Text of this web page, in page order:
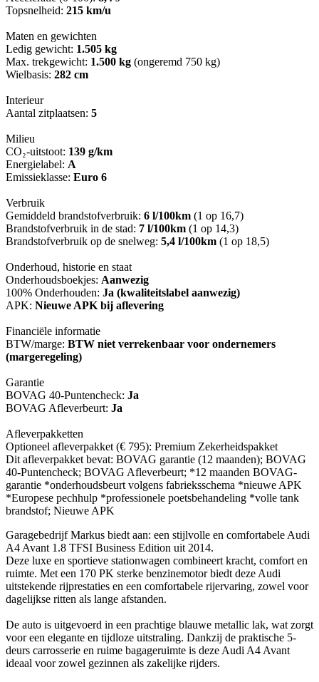
Topsnelheid: 215 km/u
Maten en gewichten
Ledig gewicht: 1.505 kg
Max. trekgewicht: 1.500 kg (ongeremd 750 kg)
Wielbasis: 282 cm
Interieur
Aantal zitplaatsen: 5
Milieu
CO₂-uitstoot: 139 g/km
Energielabel: A
Emissieklasse: Euro 6
Verbruik
Gemiddeld brandstofverbruik: 6 l/100km (1 op 16,7)
Brandstofverbruik in de stad: 7 l/100km (1 op 14,3)
Brandstofverbruik op de snelweg: 5,4 l/100km (1 op 18,5)
Onderhoud, historie en staat
Onderhoudsboekjes: Aanwezig
100% Onderhouden: Ja (kwaliteitslabel aanwezig)
APK: Nieuwe APK bij aflevering
Financiële informatie
BTW/marge: BTW niet verrekenbaar voor ondernemers
(margeregeling)
Garantie
BOVAG 40-Puntencheck: Ja
BOVAG Afleverbeurt: Ja
Afleverpakketten
Optioneel afleverpakket (€ 795): Premium Zekerheidspakket
Dit afleverpakket bevat: BOVAG garantie (12 maanden); BOVAG
40-Puntencheck; BOVAG Afleverbeurt; *12 maanden BOVAG-
garantie *onderhoudsbeurt volgens fabrieksschema *nieuwe APK
*Europese pechhulp *professionele poetsbehandeling *volle tank
brandstof; Nieuwe APK
Garagebedrijf Markus biedt aan: een stijlvolle en comfortabele Audi
A4 Avant 1.8 TFSI Business Edition uit 2014.
Deze luxe en sportieve stationwagen combineert kracht, comfort en
ruimte. Met een 170 PK sterke benzinemotor biedt deze Audi
uitstekende rijprestaties en een comfortabele rijervaring, zowel voor
dagelijkse ritten als lange afstanden.
De auto is uitgevoerd in een prachtige blauwe metallic lak, wat zorgt
voor een elegante en tijdloze uitstraling. Dankzij de praktische 5-
deurs carrosserie en ruime bagageruimte is deze Audi A4 Avant
ideaal voor zowel gezinnen als zakelijke rijders.